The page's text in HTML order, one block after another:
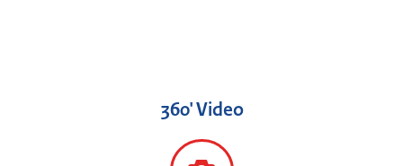
360' Video